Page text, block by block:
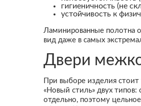
гигиеничность (не
устойчивость к
Ламинированные полотна
вид даже в самых
Двери
При выборе изделия
«Новый стиль» двух
отдельно, поэтому